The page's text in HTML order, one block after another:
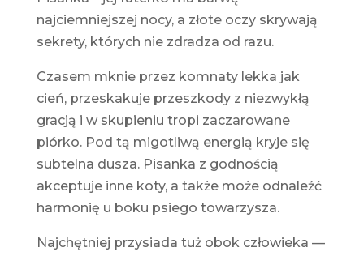
najciemniejszej nocy, a złote oczy skrywają
sekrety, których nie zdradza od razu.
Czasem mknie przez komnaty lekka jak
cień, przeskakuje przeszkody z niezwykłą
gracją i w skupieniu tropi zaczarowane
piórko. Pod tą migotliwą energią kryje się
subtelna dusza. Pisanka z godnością
akceptuje inne koty, a także może odnaleźć
harmonię u boku psiego towarzysza.
Najchętniej przysiada tuż obok człowieka —